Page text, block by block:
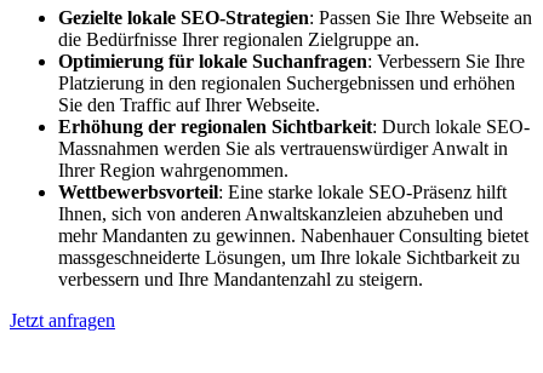
Gezielte lokale SEO-Strategien: Passen Sie Ihre Webseite an
die Bedürfnisse Ihrer regionalen Zielgruppe an.
Optimierung für lokale Suchanfragen: Verbessern Sie Ihre
Platzierung in den regionalen Suchergebnissen und erhöhen
Sie den Traffic auf Ihrer Webseite.
Erhöhung der regionalen Sichtbarkeit: Durch lokale SEO-
Massnahmen werden Sie als vertrauenswürdiger Anwalt in
Ihrer Region wahrgenommen.
Wettbewerbsvorteil: Eine starke lokale SEO-Präsenz hilft
Ihnen, sich von anderen Anwaltskanzleien abzuheben und
mehr Mandanten zu gewinnen. Nabenhauer Consulting bietet
massgeschneiderte Lösungen, um Ihre lokale Sichtbarkeit zu
verbessern und Ihre Mandantenzahl zu steigern.
Jetzt anfragen